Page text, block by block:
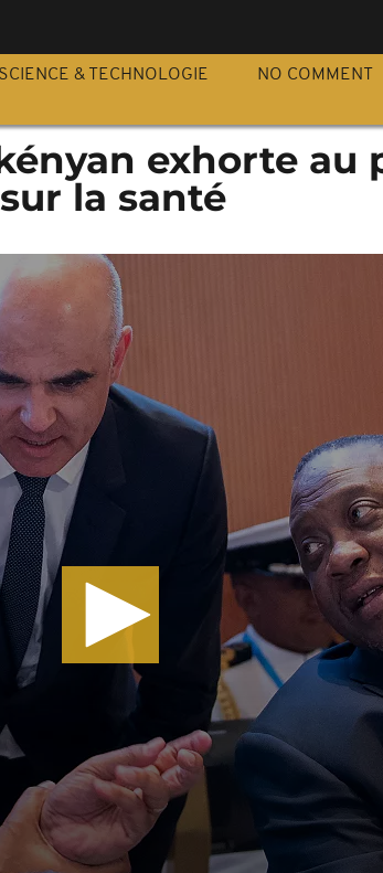
SCIENCE & TECHNOLOGIE NO COMMENT
exhorte au
la santé